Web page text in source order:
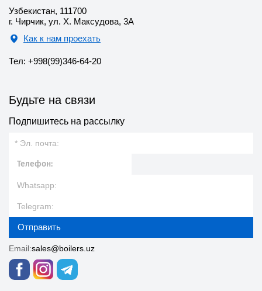
Узбекистан, 111700
г. Чирчик, ул. Х. Максудова, 3А
Как к нам проехать
Тел: +998(99)346-64-20
Будьте на связи
Подпишитесь на рассылку
Отправить
Email:sales@boilers.uz